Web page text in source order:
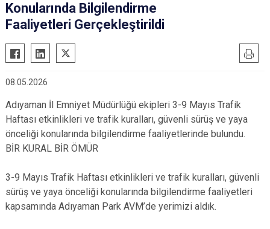
Konularında Bilgilendirme
Faaliyetleri Gerçekleştirildi
08.05.2026
Adıyaman İl Emniyet Müdürlüğü ekipleri 3-9 Mayıs Trafik
Haftası etkinlikleri ve trafik kuralları, güvenli sürüş ve yaya
önceliği konularında bilgilendirme faaliyetlerinde bulundu.
BİR KURAL BİR ÖMÜR
3-9 Mayıs Trafik Haftası etkinlikleri ve trafik kuralları, güvenli
sürüş ve yaya önceliği konularında bilgilendirme faaliyetleri
kapsamında Adıyaman Park AVM’de yerimizi aldık.